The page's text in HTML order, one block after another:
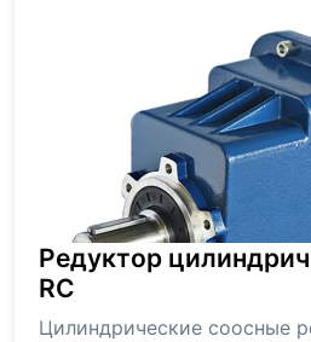
Редуктор
RC
Цилиндрические соосные